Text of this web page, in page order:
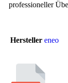
professioneller
Hersteller eneo